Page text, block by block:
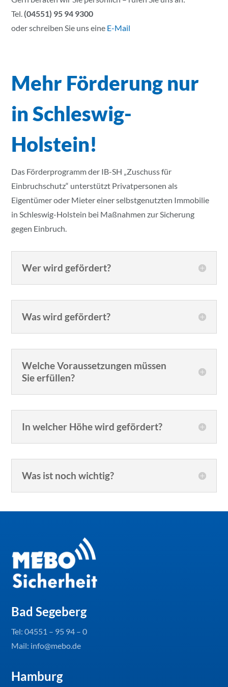
Tel. (04551) 95 94 9300
oder schreiben Sie uns eine E-Mail
Mehr Förderung nur
in Schleswig-
Holstein!
Das Förderprogramm der IB-SH „Zuschuss für
Einbruchschutz“ unterstützt Privatpersonen als
Eigentümer oder Mieter einer selbstgenutzten Immobilie
in Schleswig-Holstein bei Maßnahmen zur Sicherung
gegen Einbruch.
Wer wird gefördert?
Was wird gefördert?
Welche Voraussetzungen müssen
Sie erfüllen?
In welcher Höhe wird gefördert?
Was ist noch wichtig?
Bad Segeberg
Tel:04551 – 95 94 – 0
Mail: info@mebo.de
Hamburg